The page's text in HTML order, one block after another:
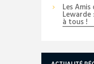
Les
à tous !